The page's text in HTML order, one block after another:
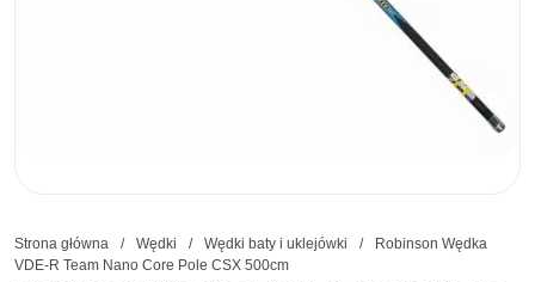
Strona główna / Wędki / Wędki baty i uklejówki /
Robinson Wędka
VDE-R Team Nano Core Pole CSX 500cm